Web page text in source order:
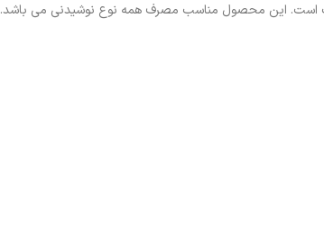
است. این محصول مناسب مصرف همه نوع نوشیدنی می باشد.